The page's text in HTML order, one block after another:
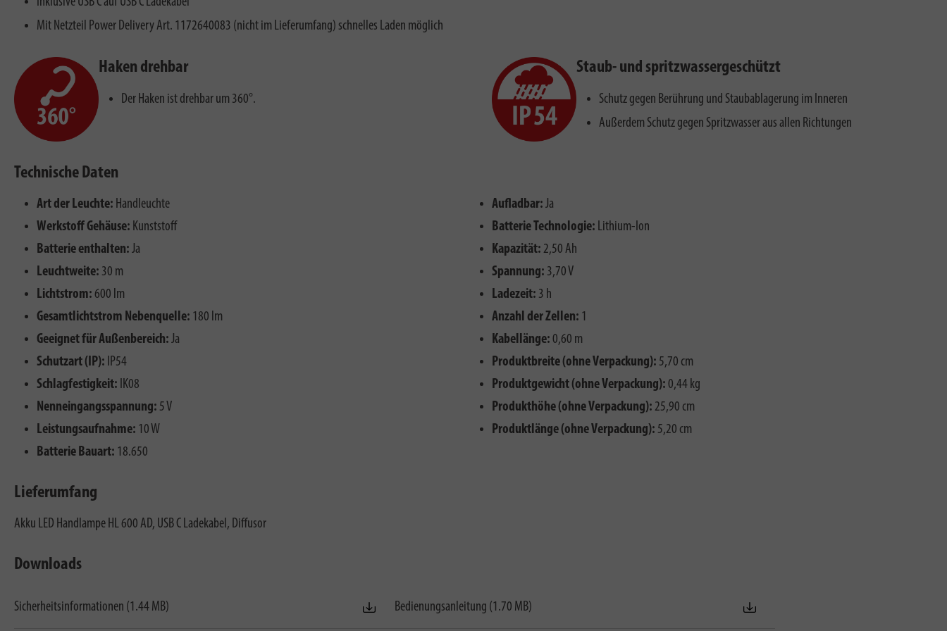
Mit Netzteil Power Delivery Art. 1172640083 (nicht im Lieferumfang) schnelles Laden möglich
Haken drehbar
Der Haken ist drehbar um 360°.
Staub- und spritzwassergeschützt
Schutz gegen Berührung und Staubablagerung im Inneren
Außerdem Schutz gegen Spritzwasser aus allen Richtungen
Technische Daten
Art der Leuchte: Handleuchte
Werkstoff Gehäuse: Kunststoff
Batterie enthalten: Ja
Leuchtweite: 30 m
Lichtstrom: 600 lm
Gesamtlichtstrom Nebenquelle: 180 lm
Geeignet für Außenbereich: Ja
Schutzart (IP): IP54
Schlagfestigkeit: IK08
Nenneingangsspannung: 5 V
Leistungsaufnahme: 10 W
Batterie Bauart: 18.650
Aufladbar: Ja
Batterie Technologie: Lithium-Ion
Kapazität: 2,50 Ah
Spannung: 3,70 V
Ladezeit: 3 h
Anzahl der Zellen: 1
Kabellänge: 0,60 m
Produktbreite (ohne Verpackung): 5,70 cm
Produktgewicht (ohne Verpackung): 0,44 kg
Produkthöhe (ohne Verpackung): 25,90 cm
Produktlänge (ohne Verpackung): 5,20 cm
Lieferumfang
Akku LED Handlampe HL 600 AD, USB C Ladekabel, Diffusor
Downloads
Sicherheitsinformationen (1.44 MB) Bedienungsanleitung (1.70 MB)